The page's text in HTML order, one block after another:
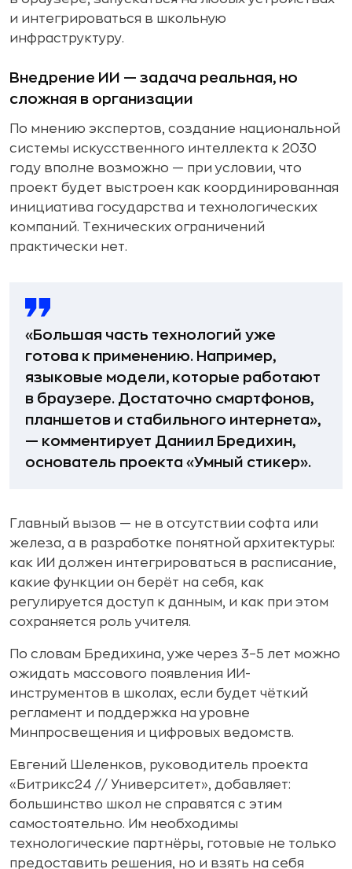
и интегрироваться в школьную
инфраструктуру.
Внедрение ИИ — задача реальная, но
сложная в организации
По мнению экспертов, создание национальной
системы искусственного интеллекта к 2030
году вполне возможно — при условии, что
проект будет выстроен как координированная
инициатива государства и технологических
компаний. Технических ограничений
практически нет.
«Большая часть технологий уже
готова к применению. Например,
языковые модели, которые работают
в браузере. Достаточно смартфонов,
планшетов и стабильного интернета»,
— комментирует Даниил Бредихин,
основатель проекта «Умный стикер».
Главный вызов — не в отсутствии софта или
железа, а в разработке понятной архитектуры:
как ИИ должен интегрироваться в расписание,
какие функции он берёт на себя, как
регулируется доступ к данным, и как при этом
сохраняется роль учителя.
По словам Бредихина, уже через 3–5 лет можно
ожидать массового появления ИИ-
инструментов в школах, если будет чёткий
регламент и поддержка на уровне
Минпросвещения и цифровых ведомств.
Евгений Шеленков, руководитель проекта
«Битрикс24 // Университет», добавляет:
большинство школ не справятся с этим
самостоятельно. Им необходимы
технологические партнёры, готовые не только
предоставить решения, но и взять на себя